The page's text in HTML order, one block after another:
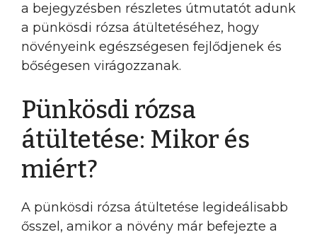
a bejegyzésben részletes útmutatót adunk
a pünkösdi rózsa átültetéséhez, hogy
növényeink egészségesen fejlődjenek és
bőségesen virágozzanak.
Pünkösdi rózsa
átültetése: Mikor és
miért?
A pünkösdi rózsa átültetése legideálisabb
ősszel, amikor a növény már befejezte a